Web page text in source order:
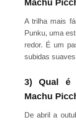
Machu
A trilha mais
Punku, uma
redor. É um
subidas
3) Qual é
Machu
De abril a